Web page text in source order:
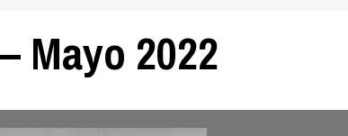
Mayo 2022